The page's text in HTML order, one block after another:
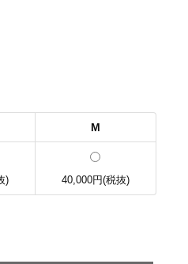
M
) 40,000円(税抜)